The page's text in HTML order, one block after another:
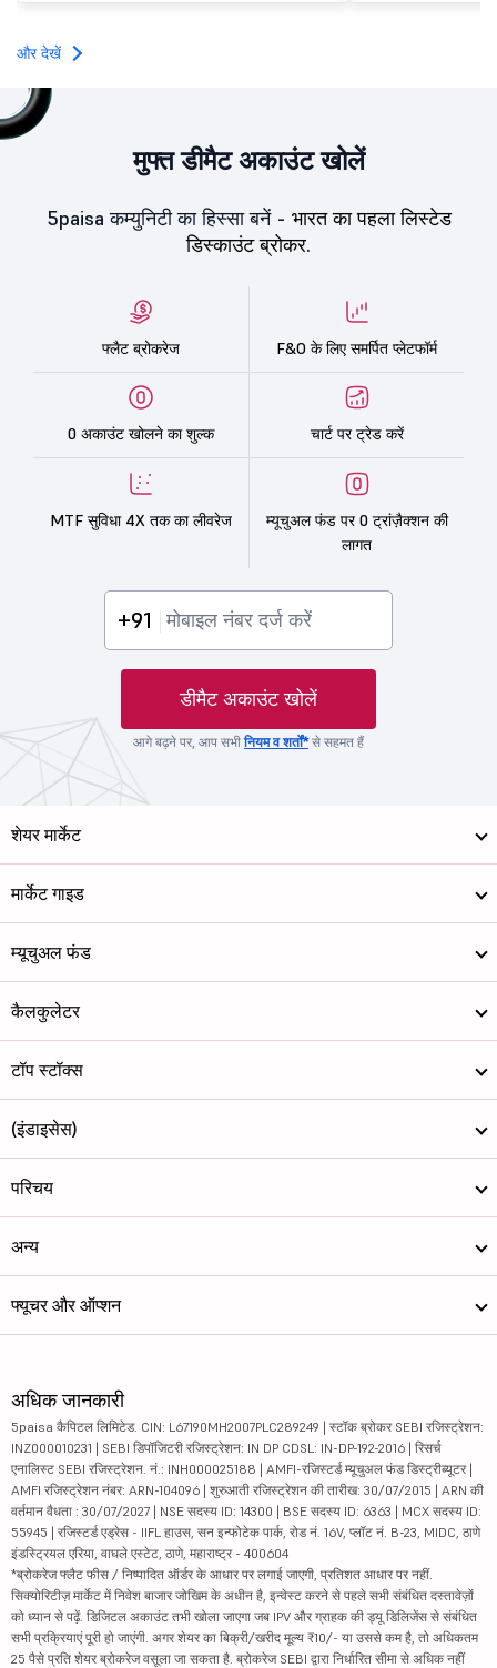
subscription. Oneindig Technologies IPO Listing Details
SME IPO, comprising an entirely fresh issue of equity
shares.
स्थिर मार्केट सेंटीमेंट को
और देखें
मुफ्त डीमैट अकाउंट खोलें
5paisa कम्युनिटी का हिस्सा बनें - भारत का पहला लिस्टेड
डिस्काउंट ब्रोकर.
फ्लैट ब्रोकरेज F&O के लिए समर्पित प्लेटफॉर्म
0 अकाउंट खोलने का शुल्क चार्ट पर ट्रेड करें
MTF सुविधा 4X तक का लीवरेज
म्यूचुअल फंड पर 0 ट्रांज़ैक्शन की
लागत
+91
डीमैट अकाउंट खोलें
आगे बढ़ने पर, आप सभीनियम व शर्तों*से सहमत हैं
शेयर मार्केट
मार्केट गाइड
म्यूचुअल फंड
कैलकुलेटर
टॉप स्टॉक्स
(इंडाइसेस)
परिचय
अन्य
फ्यूचर और ऑप्शन
अधिक जानकारी
5paisa कैपिटल लिमिटेड. CIN: L67190MH2007PLC289249 | स्टॉक ब्रोकर SEBI रजिस्ट्रेशन:
INZ000010231 | SEBI डिपॉजिटरी रजिस्ट्रेशन: IN DP CDSL: IN-DP-192-2016 | रिसर्च
एनालिस्ट SEBI रजिस्ट्रेशन. नं.: INH000025188 | AMFI-रजिस्टर्ड म्यूचुअल फंड डिस्ट्रीब्यूटर |
AMFI रजिस्ट्रेशन नंबर: ARN-104096 | शुरुआती रजिस्ट्रेशन की तारीख: 30/07/2015 | ARN की
वर्तमान वैधता : 30/07/2027 | NSE सदस्य ID: 14300 | BSE सदस्य ID: 6363 | MCX सदस्य ID:
55945 | रजिस्टर्ड एड्रेस - IIFL हाउस, सन इन्फोटेक पार्क, रोड नं. 16V, प्लॉट नं. B-23, MIDC, ठाणे
इंडस्ट्रियल एरिया, वाघले एस्टेट, ठाणे, महाराष्ट्र - 400604
*ब्रोकरेज फ्लैट फीस / निष्पादित ऑर्डर के आधार पर लगाई जाएगी, प्रतिशत आधार पर नहीं.
सिक्योरिटीज़ मार्केट में निवेश बाजार जोखिम के अधीन है, इन्वेस्ट करने से पहले सभी संबंधित दस्तावेज़ों
को ध्यान से पढ़ें. डिजिटल अकाउंट तभी खोला जाएगा जब IPV और ग्राहक की ड्यू डिलिजेंस से संबंधित
सभी प्रक्रियाएं पूरी हो जाएंगी. अगर शेयर का बिक्री/खरीद मूल्य ₹10/- या उससे कम है, तो अधिकतम
25 पैसे प्रति शेयर ब्रोकरेज वसूला जा सकता है. ब्रोकरेज SEBI द्वारा निर्धारित सीमा से अधिक नहीं